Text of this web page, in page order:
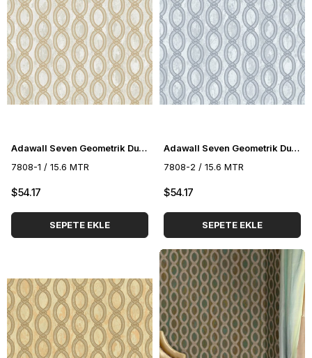
Adawall Seven Geometrik Duvar Kağıdı 7808-1
7808-1 / 15.6 MTR
$54.17
SEPETE EKLE
Adawall Seven Geometrik Duvar Kağıdı 7808-2
7808-2 / 15.6 MTR
$54.17
SEPETE EKLE